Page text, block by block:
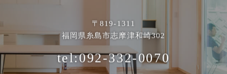
〒819-1311
福岡県糸島市志摩津和崎302
tel:092-332-0070